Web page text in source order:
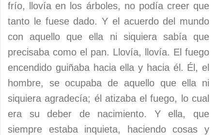
frío, llovía en los árbo­les, no podía creer que
tanto le fuese dado. Y el acuer­do del mundo
con aquello que ella ni siquiera sabía que
precisaba como el pan. Llovía, llovía. El fuego
encendi­do guiñaba hacia ella y hacia él. Él, el
hombre, se ocu­paba de aquello que ella ni
siquiera agradecía; él atizaba el fuego, lo cual
era su deber de nacimiento. Y ella, que
siempre estaba inquieta, haciendo cosas y